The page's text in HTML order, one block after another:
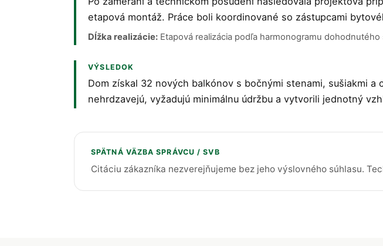
etapová montáž. Práce boli koordinované so zástupcami
Dĺžka realizácie: Etapová realizácia podľa harmonogramu
VÝSLEDOK
Dom získal 32 nových balkónov s bočnými stenami, sušiakmi
nehrdzavejú, vyžadujú minimálnu údržbu a vytvorili jednotný
SPÄTNÁ VÄZBA SPRÁVCU / SVB
Citáciu zákazníka nezverejňujeme bez jeho výslovného súhlasu.